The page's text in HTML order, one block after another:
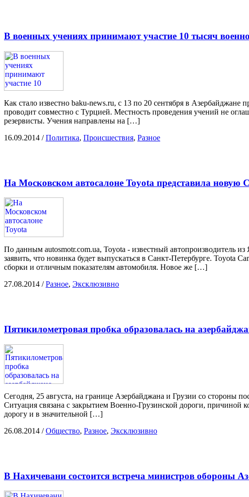
В военных учениях принимают участие 10 тысяч
Как стало известно baku-news.ru, с 13 по 20 сентября в
проводит совместно с Турцией. Местность проведения учений не
резервисты. Учения направлены на […]
16.09.2014 /Политика, Происшествия, Разное
На Московском автосалоне Toyota представила новую
По данным autosmotr.com.ua, Toyota - известный автопроизводитель
заявить, что новинка будет выпускаться в Санкт-Петербурге. Toyota
сборки и отличным показателям автомобиля. Новое же […]
27.08.2014 /Разное, Эксклюзивно
Пятикилометровая пробка образовалась на
Сегодня, 25 августа, на границе Азербайджана и Грузии со стороны
Ситуация связана с закрытием Военно-Грузинской дороги, причиной
дорогу и в значительной […]
26.08.2014 /Общество, Разное, Эксклюзивно
В Нахичевани состоится встреча министров обороны